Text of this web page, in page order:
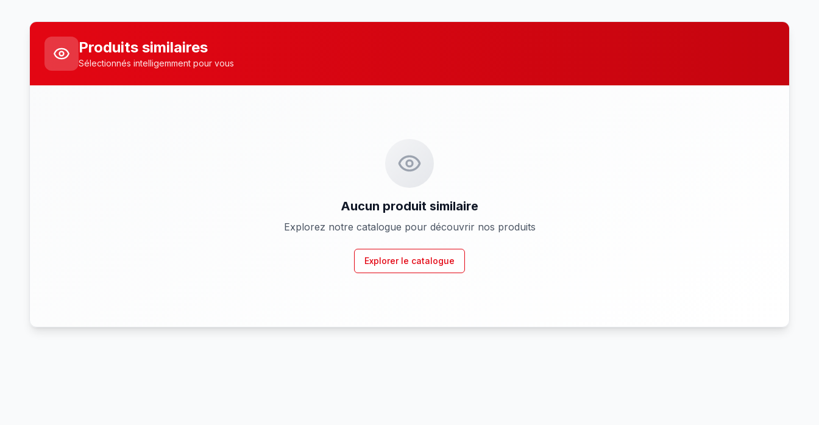
Produits similaires
Sélectionnés intelligemment pour vous
Aucun produit similaire
Explorez notre catalogue pour découvrir nos produits
Explorer le catalogue